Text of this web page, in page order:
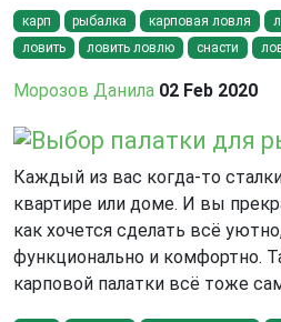
карп рыбалка карповая ловля
ловить
ловить ловлю снасти
Морозов Данила 02 Feb 2020
Выбор палатки для
Каждый из вас когда-то
квартире или доме. И вы
как хочется сделать всё
функционально и комфортно.
карповой палатки всё тоже